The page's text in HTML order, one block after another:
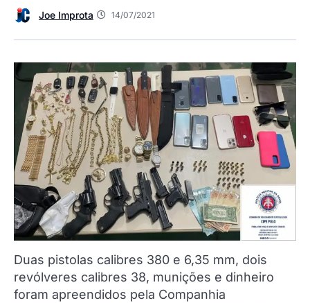
Joe Improta 14/07/2021
Duas pistolas calibres 380 e 6,35 mm, dois
revólveres calibres 38, munições e dinheiro
foram apreendidos pela Companhia